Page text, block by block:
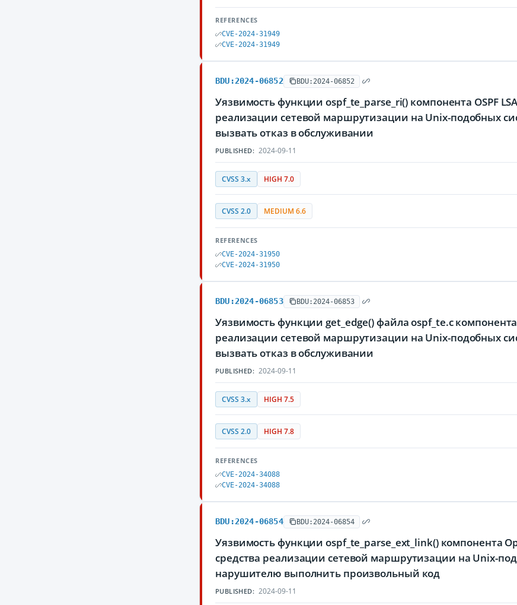
REFERENCES
CVE-2024-31949
CVE-2024-31949
BDU:2024-06852 BDU:2024-06852
Уязвимость функции ospf_te_parse_ri() компонента OSPF
реализации сетевой маршрутизации на Unix-подобных
вызвать отказ в обслуживании
PUBLISHED: 2024-09-11
CVSS 3.x HIGH 7.0
CVSS 2.0 MEDIUM 6.6
REFERENCES
CVE-2024-31950
CVE-2024-31950
BDU:2024-06853 BDU:2024-06853
Уязвимость функции get_edge() файла ospf_te.c
реализации сетевой маршрутизации на Unix-подобных
вызвать отказ в обслуживании
PUBLISHED: 2024-09-11
CVSS 3.x HIGH 7.5
CVSS 2.0 HIGH 7.8
REFERENCES
CVE-2024-34088
CVE-2024-34088
BDU:2024-06854 BDU:2024-06854
Уязвимость функции ospf_te_parse_ext_link() компонента
средства реализации сетевой маршрутизации на Unix-
нарушителю выполнить произвольный код
PUBLISHED: 2024-09-11